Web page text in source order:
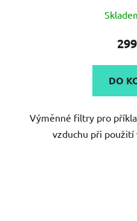
DO
Výměnné filtry pro
vzduchu při použití